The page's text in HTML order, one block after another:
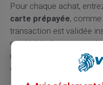
Pour chaque achat,
carte prépayée,
transaction est validée
est déduit directement
rapidité est idéale pour
offres promotionnelles